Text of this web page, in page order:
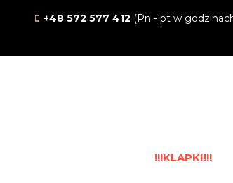
+48 572 577 412 (Pn - pt w
!!!KLAPKI!!!